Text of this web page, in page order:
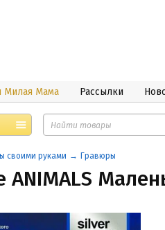
Милая Мама Рассылки
своими руками Гравюры